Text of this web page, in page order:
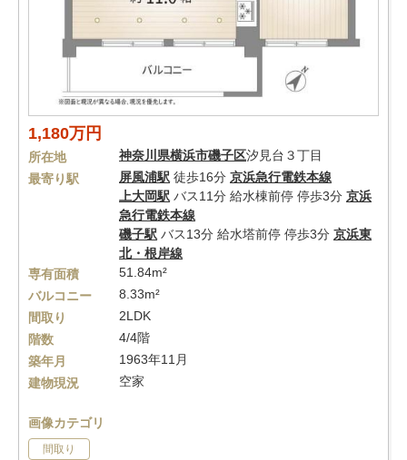
1,180万円
所在地 神奈川県横浜市磯子区汐見台３丁目
最寄り駅
屏風浦駅 徒歩16分 京浜急行電鉄本線
上大岡駅 バス11分 給水棟前停 停歩3分 京浜
急行電鉄本線
磯子駅 バス13分 給水塔前停 停歩3分 京浜東
北・根岸線
専有面積
51.84m²
バルコニー
8.33m²
間取り
2LDK
階数
4/4階
築年月
1963年11月
建物現況
空家
画像カテゴリ
間取り